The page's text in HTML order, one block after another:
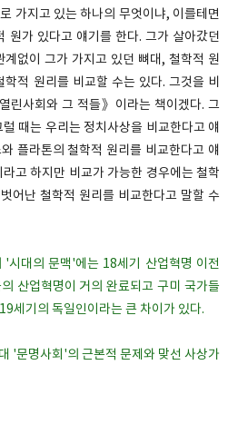
가지고 있는 하나의 무엇이냐, 이를테면
원가 있다고 얘기를 한다. 그가 살아갔던
없이 그가 가지고 있던 뼈대, 철학적 원
적 원리를 비교할 수는 있다. 그것을 비
린사회와 그 적들》이라는 책이겠다. 그
때는 우리는 정치사상을 비교한다고 얘
플라톤의 철학적 원리를 비교한다고 얘
고 하지만 비교가 가능한 경우에는 철학
어난 철학적 원리를 비교한다고 말할 수
시대의 문맥'에는 18세기 산업혁명 이전
산업혁명이 거의 완료되고 구미 국가들
세기의 독일인이라는 큰 차이가 있다.
'문명사회'의 근본적 문제와 맞선 사상가